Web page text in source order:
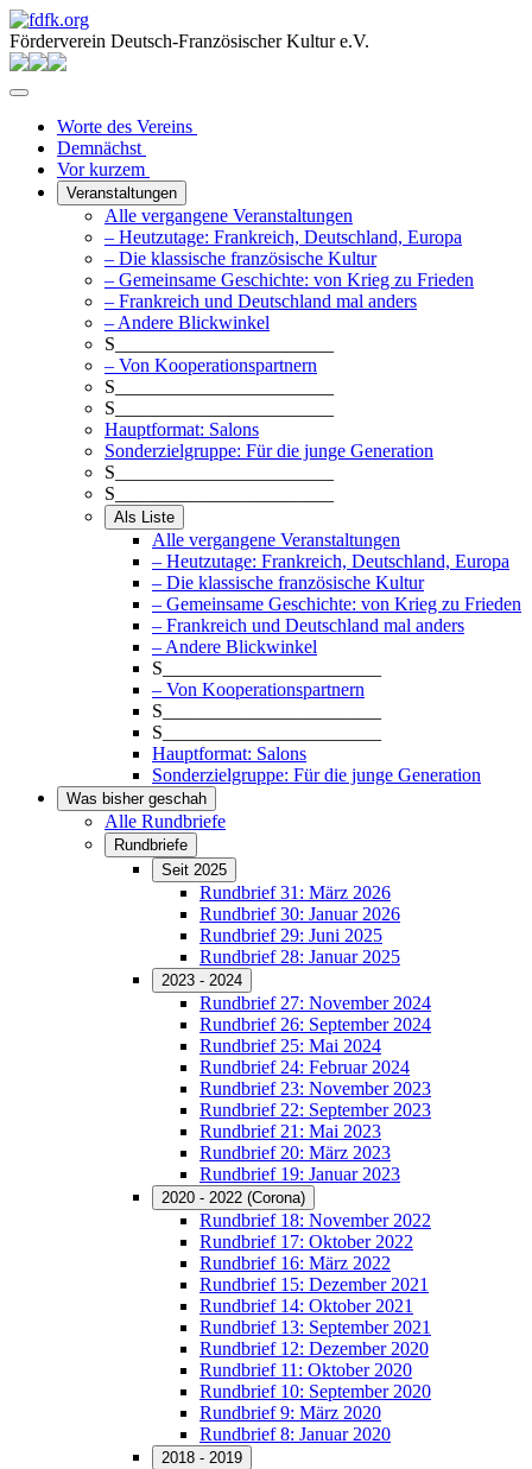
Förderverein Deutsch-Französischer Kultur e.V.
Worte des Vereins
Demnächst
Vor kurzem
Veranstaltungen
Alle vergangene Veranstaltungen
– Heutzutage: Frankreich, Deutschland, Europa
– Die klassische französische Kultur
– Gemeinsame Geschichte: von Krieg zu Frieden
– Frankreich und Deutschland mal anders
– Andere Blickwinkel
S_______________________
– Von Kooperationspartnern
S_______________________
S_______________________
Hauptformat: Salons
Sonderzielgruppe: Für die junge Generation
S_______________________
S_______________________
Als Liste
Alle vergangene Veranstaltungen
– Heutzutage: Frankreich, Deutschland, Europa
– Die klassische französische Kultur
– Gemeinsame Geschichte: von Krieg zu Frieden
– Frankreich und Deutschland mal anders
– Andere Blickwinkel
S_______________________
– Von Kooperationspartnern
S_______________________
S_______________________
Hauptformat: Salons
Sonderzielgruppe: Für die junge Generation
Was bisher geschah
Alle Rundbriefe
Rundbriefe
Seit 2025
Rundbrief 31: März 2026
Rundbrief 30: Januar 2026
Rundbrief 29: Juni 2025
Rundbrief 28: Januar 2025
2023 - 2024
Rundbrief 27: November 2024
Rundbrief 26: September 2024
Rundbrief 25: Mai 2024
Rundbrief 24: Februar 2024
Rundbrief 23: November 2023
Rundbrief 22: September 2023
Rundbrief 21: Mai 2023
Rundbrief 20: März 2023
Rundbrief 19: Januar 2023
2020 - 2022 (Corona)
Rundbrief 18: November 2022
Rundbrief 17: Oktober 2022
Rundbrief 16: März 2022
Rundbrief 15: Dezember 2021
Rundbrief 14: Oktober 2021
Rundbrief 13: September 2021
Rundbrief 12: Dezember 2020
Rundbrief 11: Oktober 2020
Rundbrief 10: September 2020
Rundbrief 9: März 2020
Rundbrief 8: Januar 2020
2018 - 2019